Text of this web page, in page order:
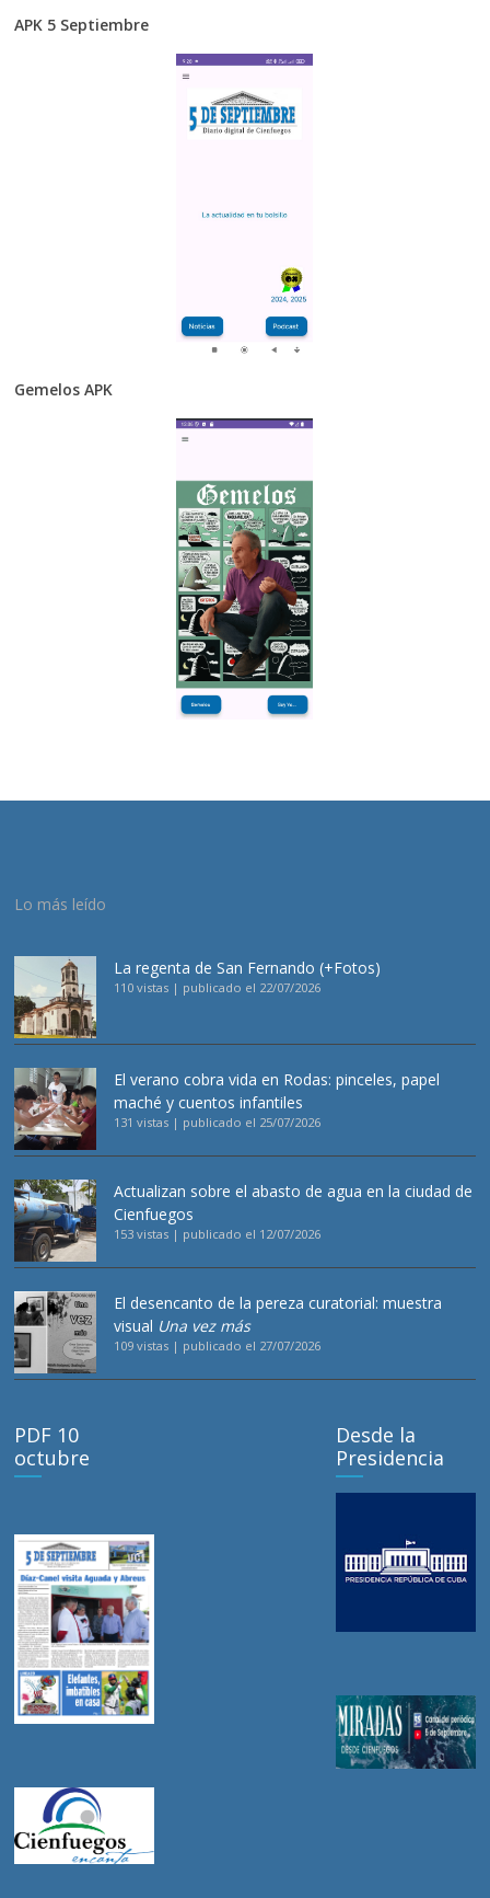
APK 5 Septiembre
Gemelos APK
Lo más leído
La regenta de San Fernando (+Fotos)
110 vistas | publicado el 22/07/2026
El verano cobra vida en Rodas: pinceles, papel
maché y cuentos infantiles
131 vistas | publicado el 25/07/2026
Actualizan sobre el abasto de agua en la ciudad de
Cienfuegos
153 vistas | publicado el 12/07/2026
El desencanto de la pereza curatorial: muestra
visual Una vez más
109 vistas | publicado el 27/07/2026
PDF 10
octubre
Desde la
Presidencia